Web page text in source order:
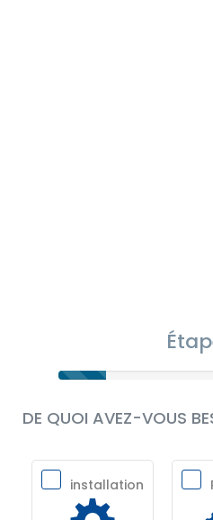
DE QUOI AVEZ-VOUS
installation